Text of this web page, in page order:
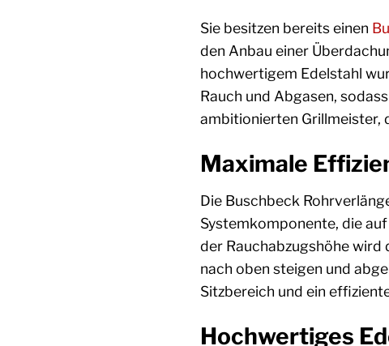
Sie besitzen bereits einen
den Anbau einer
hochwertigem Edelstahl
Rauch und Abgasen,
ambitionierten Grillmeister,
Maximale
Die Buschbeck
Systemkomponente, die
der Rauchabzugshöhe
nach oben steigen und
Sitzbereich und ein
Hochwertiges